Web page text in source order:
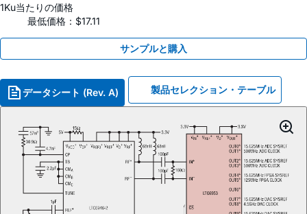
1Ku当たりの価格
最低価格：$17.11
サンプルと購入
データシート (Rev. A) 製品セレクション・テーブル